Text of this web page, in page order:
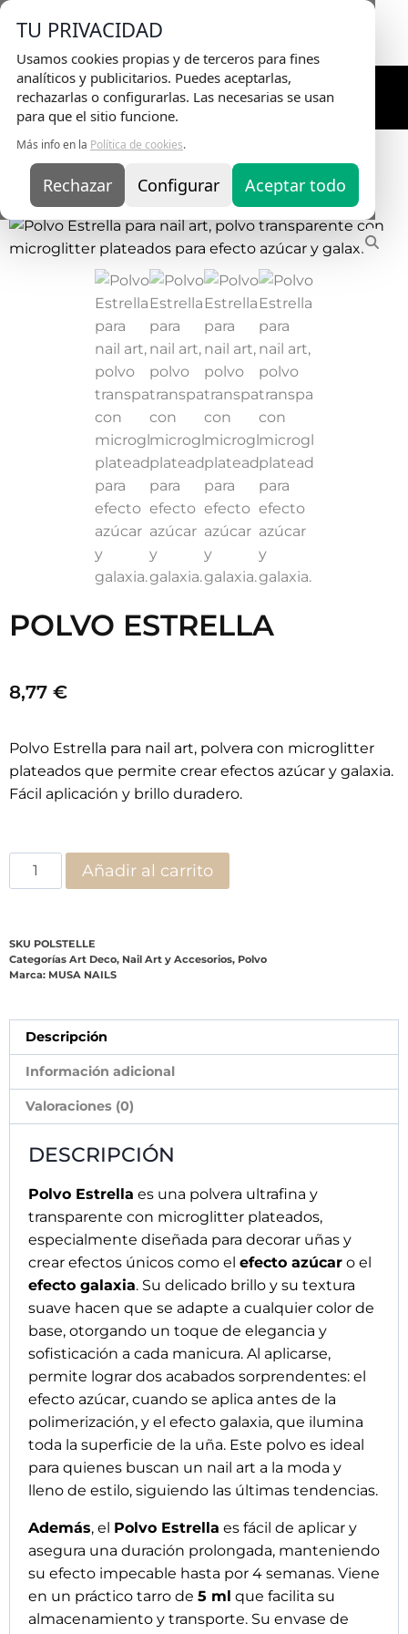
TU PRIVACIDAD
Usamos cookies propias y de terceros para fines
analíticos y publicitarios. Puedes aceptarlas,
rechazarlas o configurarlas. Las necesarias se usan
para que el sitio funcione.
Más info en la Política de cookies.
Rechazar Configurar Aceptar todo
Envio Gratisen pedidos superiores a 75€ |
Entrega en 24H
Inicio/Nail Art y Accesorios
Estrella
POLVO ESTRELLA
8,77 €
Polvo Estrella para nail art, polvera con microglitter
plateados que permite crear efectos azúcar y galaxia.
Fácil aplicación y brillo duradero.
Añadir al carrito
SKU POLSTELLE
Categorías Art Deco, Nail Art y Accesorios, Polvo
Marca: MUSA NAILS
Descripción
Información adicional
Valoraciones (0)
DESCRIPCIÓN
Polvo Estrella es una polvera ultrafina y
transparente con microglitter plateados,
especialmente diseñada para decorar uñas y
crear efectos únicos como el efecto azúcar o el
efecto galaxia. Su delicado brillo y su textura
suave hacen que se adapte a cualquier color de
base, otorgando un toque de elegancia y
sofisticación a cada manicura. Al aplicarse,
permite lograr dos acabados sorprendentes: el
efecto azúcar, cuando se aplica antes de la
polimerización, y el efecto galaxia, que ilumina
toda la superficie de la uña. Este polvo es ideal
para quienes buscan un nail art a la moda y
lleno de estilo, siguiendo las últimas tendencias.
Además, el Polvo Estrella es fácil de aplicar y
asegura una duración prolongada, manteniendo
su efecto impecable hasta por 4 semanas. Viene
en un práctico tarro de 5 ml que facilita su
almacenamiento y transporte. Su envase de